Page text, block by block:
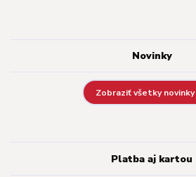
Novinky
Zobraziť všetky novinky
Platba aj kartou